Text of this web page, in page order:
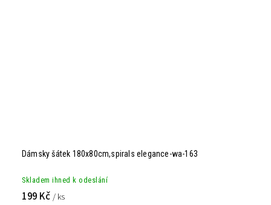
Dámsky šátek 180x80cm,spirals elegance-wa-163
Skladem ihned k odeslání
199 Kč / ks